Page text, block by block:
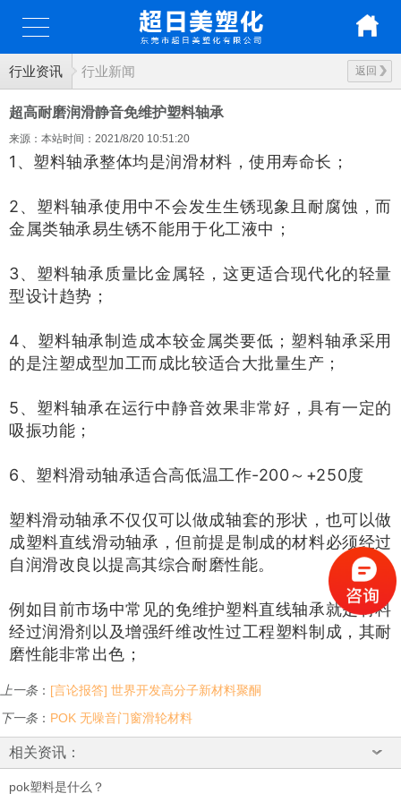
行业资讯 返回
行业新闻
超高耐磨润滑静音免维护塑料轴承
来源：本站时间：2021/8/20 10:51:20
1、塑料轴承整体均是润滑材料 ，使用寿命长；
2、塑料轴承使用中不会发生生锈现象且耐腐蚀，而
金属类轴承易生锈不能用于化工液中；
3、塑料轴承质量比金属轻，这更适合现代化的轻量
型设计趋势；
4、塑料轴承制造成本较金属类要低；塑料轴承采用
的是注塑成型加工而成比较适合大批量生产；
5、塑料轴承在运行中静音效果非常好，具有一定的
吸振功能；
6、塑料滑动轴承适合高低温工作-200～+250度
塑料滑动轴承不仅仅可以做成轴套的形状，也可以做
成塑料直线滑动轴承，但前提是制成的材料必须经过
自润滑改良以提高其综合耐磨性能。
例如目前市场中常见的免维护塑料直线轴承就是材料
经过润滑剂以及增强纤维改性过工程塑料制成，其耐
磨性能非常出色；
上一条： [言论报答] 世界开发高分子新材料聚酮
下一条： POK 无噪音门窗滑轮材料
相关资讯：
pok塑料是什么？